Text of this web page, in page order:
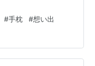
#手枕 #想い出